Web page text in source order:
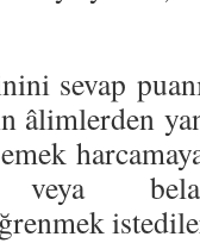
sevap puanı
âlimlerden